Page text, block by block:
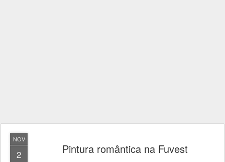
NOV
2 Pintura romântica na Fuvest